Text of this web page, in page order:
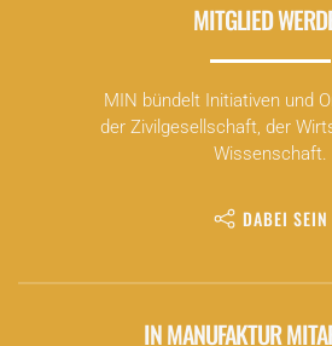
MITGLIED
MIN bündelt Initiativen und
der Zivilgesellschaft, der
Wissenschaft.
DABEI SEIN
IN MANUFAKTUR